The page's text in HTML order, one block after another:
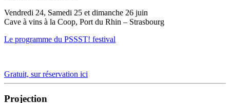
Vendredi 24, Samedi 25 et dimanche 26 juin
Cave à vins à la Coop, Port du Rhin – Strasbourg
Le programme du PSSST! festival
Gratuit, sur réservation ici
Projection